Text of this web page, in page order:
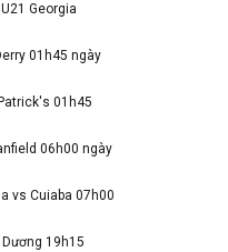
Georgia
01h45 ngày
01h45
06h00 ngày
vs Cuiaba 07h00
19h15